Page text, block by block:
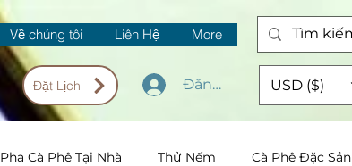
Về chúng tôi Liên Hệ More
Đặt Lịch Đăng nhập USD ($)
Pha Cà Phê Tại Nhà Thử Nếm Cà Phê Đặc Sản